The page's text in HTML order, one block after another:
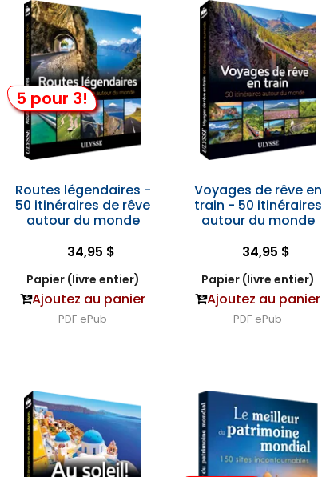
5 pour 3!
Routes légendaires -
50 itinéraires de rêve
autour du monde
34,95 $
Papier (livre entier)
Ajoutez au panier
PDF ePub
Voyages de rêve en
train - 50 itinéraires
autour du monde
34,95 $
Papier (livre entier)
Ajoutez au panier
PDF ePub